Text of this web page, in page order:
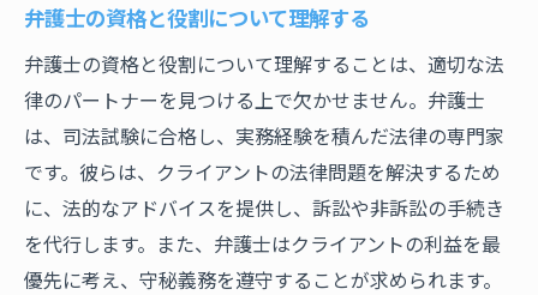
専門分野に基づく弁護士の評価法
初回相談で失敗しないために確認すべきポイン
ト
相談前に準備すべき質問
弁護士の対応を評価する視点
費用面に関する事前確認
弁護士との信頼関係を築く方法
弁護士の資格と役割について理解する
弁護士の資格と役割について理解することは、適切な法
律のパートナーを見つける上で欠かせません。弁護士
は、司法試験に合格し、実務経験を積んだ法律の専門家
です。彼らは、クライアントの法律問題を解決するため
に、法的なアドバイスを提供し、訴訟や非訴訟の手続き
を代行します。また、弁護士はクライアントの利益を最
優先に考え、守秘義務を遵守することが求められます。